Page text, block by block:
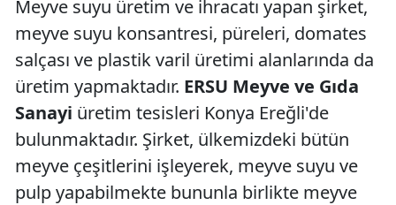
Meyve suyu üretim ve ihracatı yapan şirket,
meyve suyu konsantresi, püreleri, domates
salçası ve plastik varil üretimi alanlarında da
üretim yapmaktadır. ERSU Meyve ve Gıda
Sanayi üretim tesisleri Konya Ereğli'de
bulunmaktadır. Şirket, ülkemizdeki bütün
meyve çeşitlerini işleyerek, meyve suyu ve
pulp yapabilmekte bununla birlikte meyve